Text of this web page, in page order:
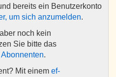
bereits ein Benutzerkonto
um sich anzumelden.
noch kein
Sie bitte das
.
Mit einem ef-